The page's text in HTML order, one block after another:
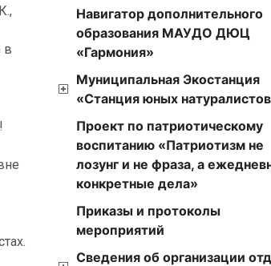
в
Навигатор дополнительного
образования МАУДО ДЮЦ
«Гармония»
Муниципальная Экостанция
«Станция юных
Проект по патриотическому
воспитанию «Патриотизм не
лозунг и не фраза, а
конкретные дела»
Приказы и протоколы
мероприятий
Сведения об организации